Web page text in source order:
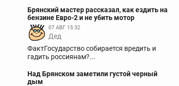
Брянский мастер рассказал, как ездить на
бензине Евро-2 и не убить мотор
07 АВГ 15:32
Дед
ФактГосударство собирается вредить и
гадить россиянам?...
Над Брянском заметили густой черный
дым